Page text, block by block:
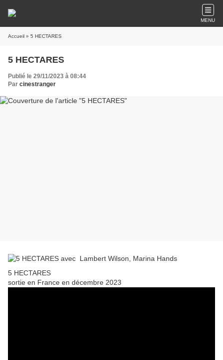
MENU
Accueil » 5 HECTARES
5 HECTARES
Publié le 29/11/2023 à 08:44
Par cinestranger
5 HECTARES
sortie en France en décembre 2023